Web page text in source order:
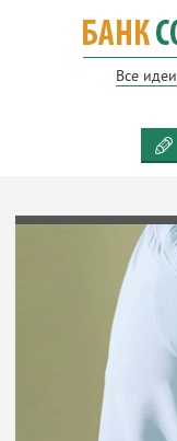
Все идеи